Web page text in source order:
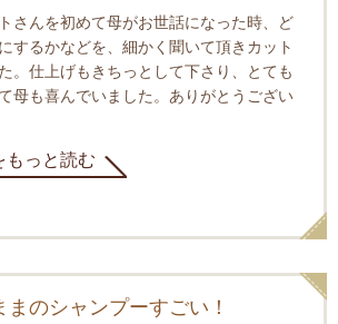
さんを初めて母がお世話になった時、ど
するかなどを、細かく聞いて頂きカット
。仕上げもきちっとして下さり、とても
母も喜んでいました。ありがとうござい
もっと読む
まのシャンプーすごい！